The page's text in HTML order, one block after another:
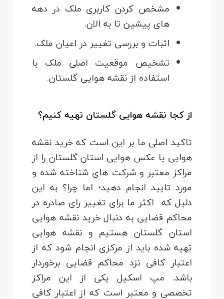
مشخص کردن کاربری ملک در دهه
های پیشین تا به الان.
اثبات و بررسی تغییر در اعیان ملک.
تشخیص موقعیت اصلی ملک با
استفاده از نقشه هوایی گلستان.
از کجا نقشه هوایی گلستان تهیه کنیم؟
تاکید اصلی ما بر این است که خرید نقشه
هوایی یا عکس هوایی استان گلستان را از
مراکز معتبر و شرکت های شناخته شده و
مورد تایید انجام دهید؛ اما چرا؟ به این
دلیل که اکثر ما برای تغییر رای صادره در
محاکم قضایی به دنبال خرید نقشه هوایی
استان گلستان هستیم و نقشه هوایی
تهیه شده باید از مرکزی انجام شود که از
اعتبار کافی نزد محاکم قضایی برخوردار
باشد. مپ اسکیل یکی از این مراکز
تخصصی و معتبر است که از اعتبار کافی